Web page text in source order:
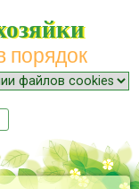
порядок